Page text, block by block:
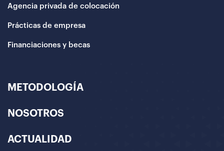
Agencia privada de colocación
Prácticas de empresa
Financiaciones y becas
METODOLOGÍA
NOSOTROS
ACTUALIDAD